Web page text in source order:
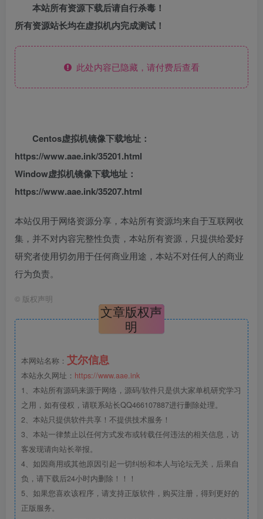
本站所有资源下载后请自行杀毒！
所有资源站长均在虚拟机内完成测试！
此处内容已隐藏，请付费后查看
Centos虚拟机镜像下载地址：
https://www.aae.ink/35201.html
Window虚拟机镜像下载地址：
https://www.aae.ink/35207.html
本站仅用于网络资源分享，本站所有资源均来自于互联网收
集，并不对内容完整性负责，本站所有资源，只提供给爱好
研究者使用切勿用于任何商业用途，本站不对任何人的商业
行为负责。
© 版权声明
文章版权声
明
本网站名称： 艾尔信息
本站永久网址： https://www.aae.ink
1、本站所有源码来源于网络，源码/软件只是供大家单机研究学习
之用，如有侵权，请联系站长QQ466107887进行删除处理。
2、本站只提供软件共享！不提供技术服务！
3、本站一律禁止以任何方式发布或转载任何违法的相关信息，访
客发现请向站长举报。
4、如因商用或其他原因引起一切纠纷和本人与论坛无关，后果自
负，请下载后24小时内删除！！！
5、如果您喜欢该程序，请支持正版软件，购买注册，得到更好的
正版服务。